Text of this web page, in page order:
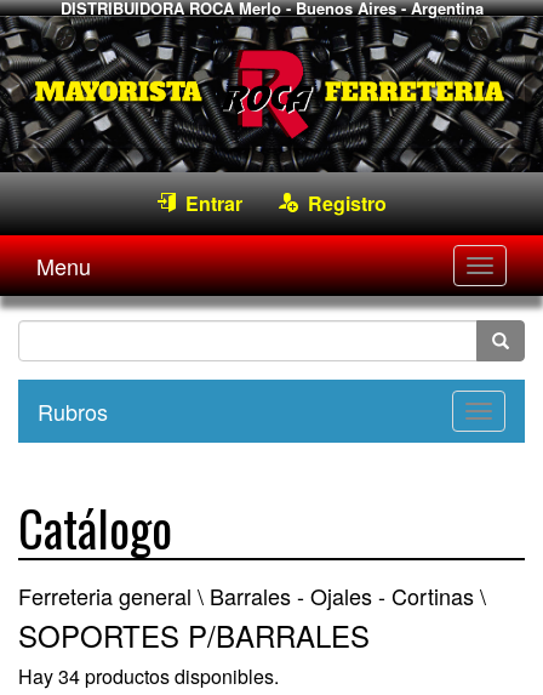
DISTRIBUIDORA ROCA Merlo - Buenos Aires - Argentina
Entrar Registro
Menu
Rubros
Catálogo
Ferreteria general \ Barrales - Ojales - Cortinas \
SOPORTES P/BARRALES
Hay 34 productos disponibles.